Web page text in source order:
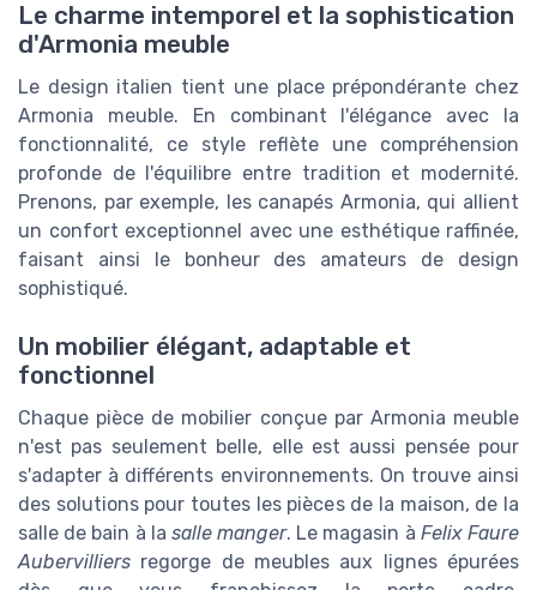
Le charme intemporel et la sophistication
d'Armonia meuble
Le design italien tient une place prépondérante chez
Armonia meuble. En combinant l'élégance avec la
fonctionnalité, ce style reflète une compréhension
profonde de l'équilibre entre tradition et modernité.
Prenons, par exemple, les canapés Armonia, qui allient
un confort exceptionnel avec une esthétique raffinée,
faisant ainsi le bonheur des amateurs de design
sophistiqué.
Un mobilier élégant, adaptable et
fonctionnel
Chaque pièce de mobilier conçue par Armonia meuble
n'est pas seulement belle, elle est aussi pensée pour
s'adapter à différents environnements. On trouve ainsi
des solutions pour toutes les pièces de la maison, de la
salle de bain à la salle manger. Le magasin à Felix Faure
Aubervilliers regorge de meubles aux lignes épurées